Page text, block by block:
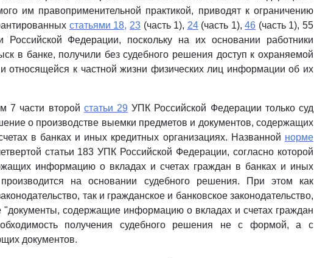
им правоприменительной практикой, приводят к ограничению
статьями 18, 23(часть 1), 24(часть 1),46 (часть 1), 55
Российской Федерации, поскольку на их основании работники
в банке, получили без судебного решения доступ к охраняемой
относящейся к частной жизни физических лиц информации об их
7 части второй статьи 29 УПК Российской Федерации только суд
о производстве выемки предметов и документов, содержащих
в банках и иных кредитных организациях. Названной норме
статьи 183 УПК Российской Федерации, согласно которой
информацию о вкладах и счетах граждан в банках и иных
производится на основании судебного решения. При этом как
так и гражданское и банковское законодательство,
"документы, содержащие информацию о вкладах и счетах граждан
получения судебного решения не с формой, а с
документов.